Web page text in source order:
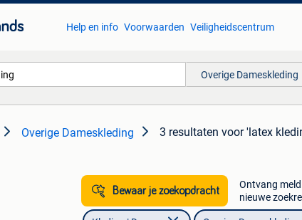
Help en info Voorwaarden Veiligheidscentrum
Overige Dameskleding
Overige Dameskleding 3 resultaten voor 'latex
Bewaar je zoekopdracht
Ontvang
nieuwe